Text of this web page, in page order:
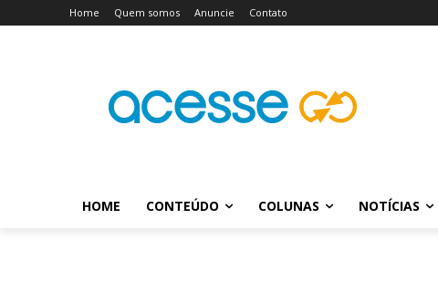
Home Quem somos Anuncie Contato
HOME CONTEÚDO COLUNAS NOTÍCIAS